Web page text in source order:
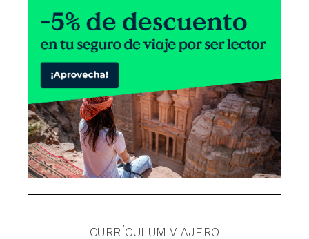
CURRÍCULUM VIAJERO